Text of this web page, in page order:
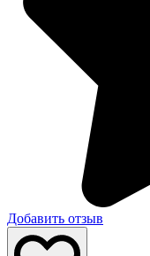
Добавить отзыв